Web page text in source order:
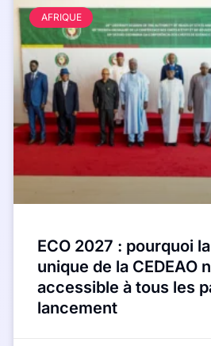
AFRIQUE
ECO 2027 : pourquoi
unique de la CEDEAO
accessible à tous les
lancement